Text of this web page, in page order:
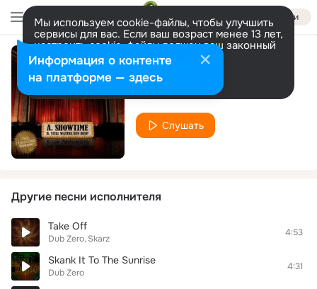
Войти
Мы используем cookie-файлы, чтобы улучшить
сервисы для вас. Если ваш возраст менее 13 лет,
настроить cookie-файлы должен ваш законный
представитель. Больше информации
Разрешить все Настроить
Showtime
Dub Zero
Слушать
Другие песни исполнителя
Take Off
Dub Zero Skarz
4:53
Skank It To The Sunrise
Dub Zero
4:31
Информация о контенте
на платформе — здесь